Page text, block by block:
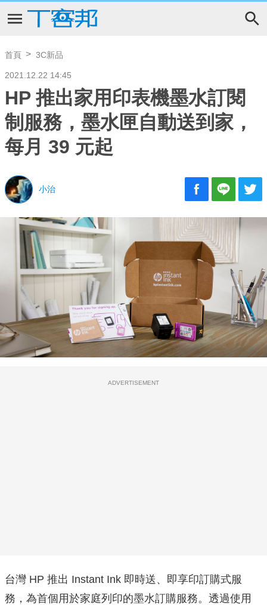
首頁 3C新品
2021.12.22 14:45
HP 推出家用印表機墨水訂閱
制服務，墨水匣自動送到家，
每月 39 元起
小治
ADVERTISEMENT
台灣 HP 推出 Instant Ink 即時送、即享印訂購式服
務，為首個用於家庭列印的墨水訂購服務。透過使用